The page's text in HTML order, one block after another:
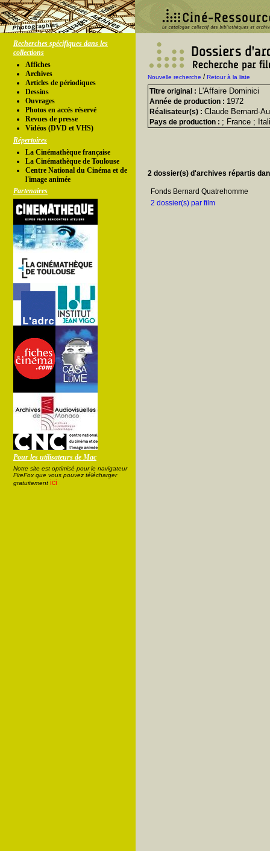
Recherches spécifiques dans les
collections
Affiches
Archives
Articles de périodiques
Dessins
Ouvrages
Photos en accés réservé
Revues de presse
Vidéos (DVD et VHS)
Répertoires
La Cinémathèque française
La Cinémathèque de Toulouse
Centre National du Cinéma et de
l'image animée
Partenaires
Pour les utilisateurs de Mac
Notre site est optimisé pour le navigateur
FireFox que vous pouvez télécharger
gratuitement ici
Nouvelle recherche /Retour à la liste
Titre original : L'Affaire Dominici
Année de production : 1972
Réalisateur(s) : Claude Bernard-
Pays de production : ; France ;
2 dossier(s) d'archives répartis
Fonds Bernard Quatrehomme
2 dossier(s) par film